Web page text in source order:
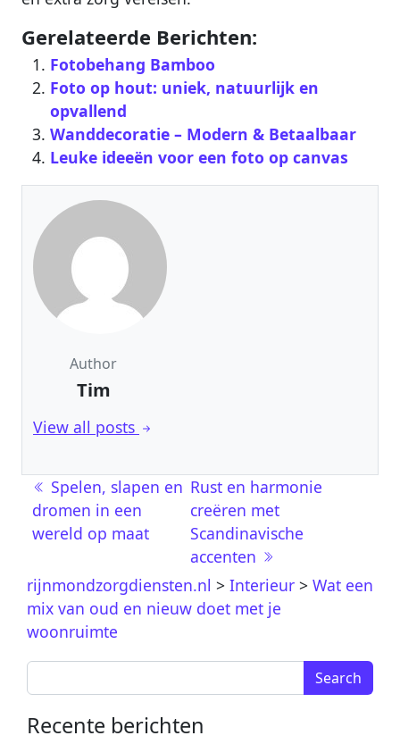
Gerelateerde Berichten:
Fotobehang Bamboo
Foto op hout: uniek, natuurlijk en
opvallend
Wanddecoratie – Modern & Betaalbaar‎
Leuke ideeën voor een foto op canvas
Author
Tim
View all posts
Berichtnavigatie
Spelen, slapen en
dromen in een
wereld op maat
Rust en harmonie
creëren met
Scandinavische
accenten
rijnmondzorgdiensten.nl > Interieur > Wat een
mix van oud en nieuw doet met je
woonruimte
Search for:
Recente berichten